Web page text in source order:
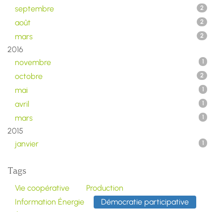
septembre 2
août 2
mars 2
2016
novembre
1
octobre 2
mai 1
avril 1
mars 1
2015
janvier
1
Tags
Vie coopérative
Production
Information Énergie
Démocratie participative